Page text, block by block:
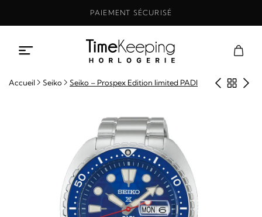
PAIEMENT SÉCURISÉ
Accueil Seiko Seiko – Prospex Edition limited PADI